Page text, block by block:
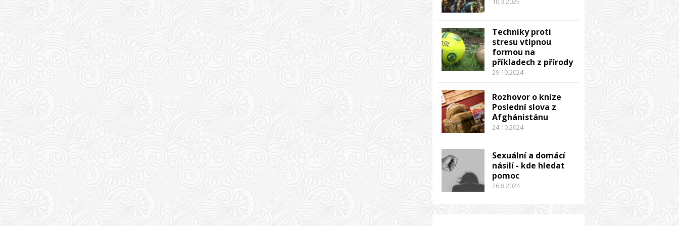
Techniky proti
stresu vtipnou
formou na
příkladech z přírody
29.10.2024
Rozhovor o knize
Poslední slova z
Afghánistánu
24.10.2024
Sexuální a domácí
násilí - kde hledat
pomoc
26.8.2024